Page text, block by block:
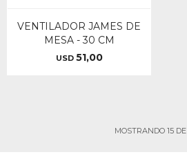
VENTILADOR JAMES DE
MESA - 30 CM
USD 51,00
MOSTRANDO 15DE